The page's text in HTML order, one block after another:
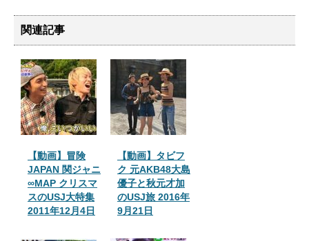
関連記事
【動画】冒険
JAPAN 関ジャニ
∞MAP クリスマ
スのUSJ大特集
2011年12月4日
【動画】タビフ
ク 元AKB48大島
優子と秋元才加
のUSJ旅 2016年
9月21日